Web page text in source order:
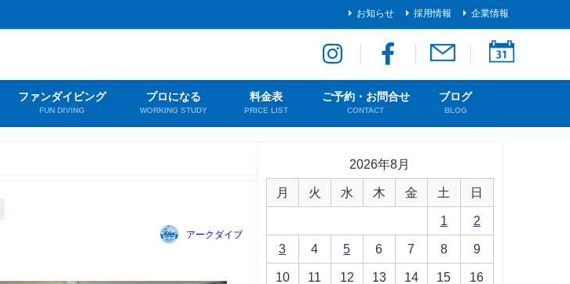
お知らせ 採用情報 企業情報
ファンダイビング
FUN DIVING
プロになる
WORKING STUDY
料金表
PRICE LIST
ご予約・お問合せ
CONTACT
ブログ
BLOG
アークダイブ
2026年8月
月 火 水 木 金 土 日
1 2
3 4 5 6 7 8 9
10 11 12 13 14 15 16